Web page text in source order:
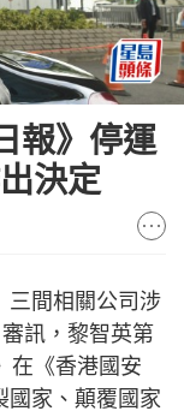
報》停運
決定
三間相關公司涉
訊，黎智英第
在《香港國安
國家、顛覆國家